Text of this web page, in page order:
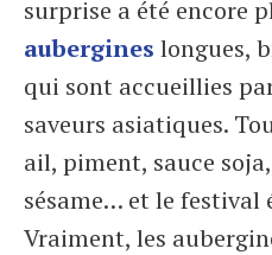
surprise a été encore
aubergines longues,
qui sont accueillies
saveurs asiatiques.
ail, piment, sauce
sésame… et le festival
Vraiment, les